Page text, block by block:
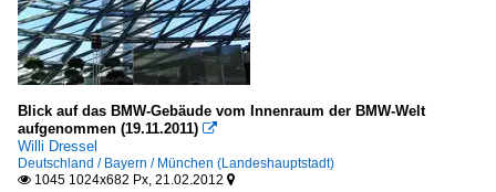
Blick auf das BMW-Gebäude vom Innenraum der BMW-Welt
aufgenommen (19.11.2011) 
Willi Dressel
Deutschland / Bayern / München (Landeshauptstadt)
 1045 1024x682 Px, 21.02.2012 